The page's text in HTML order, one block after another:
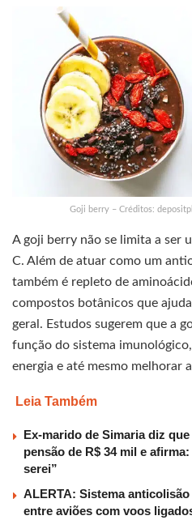
Goji berry – Créditos:
A goji berry não se limita a ser
C. Além de atuar como um
também é repleto de
compostos botânicos que
geral. Estudos sugerem que a
função do sistema
energia e até mesmo melhorar
Leia Também
Ex-marido de Simaria diz
pensão de R$ 34 mil e
serei”
ALERTA: Sistema
entre aviões com voos